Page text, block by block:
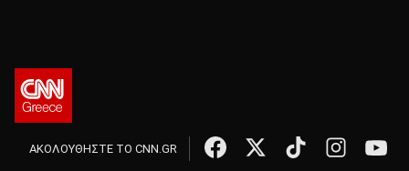
ΑΚΟΛΟΥΘΗΣΤΕ ΤΟ CNN.GR